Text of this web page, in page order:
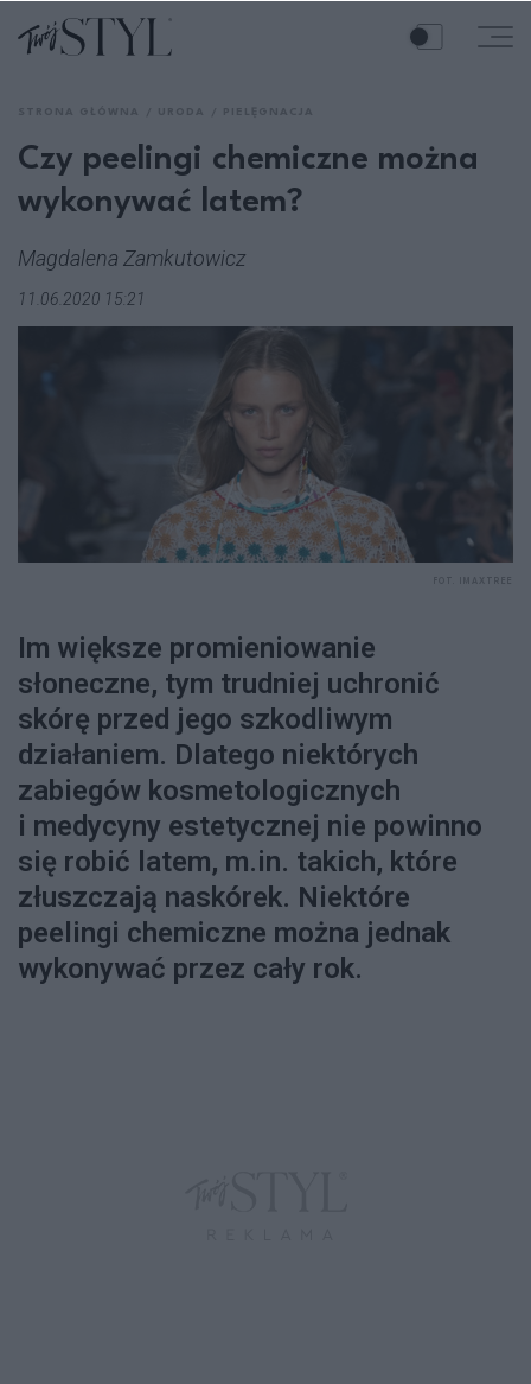
Czy peelingi chemiczne można
wykonywać latem?
Magdalena Zamkutowicz
11.06.2020 15:21
Im większe promieniowanie
słoneczne, tym trudniej uchronić
skórę przed jego szkodliwym
działaniem. Dlatego niektórych
zabiegów kosmetologicznych
i medycyny estetycznej nie powinno
się robić latem, m.in. takich, które
złuszczają naskórek. Niektóre
peelingi chemiczne można jednak
wykonywać przez cały rok.